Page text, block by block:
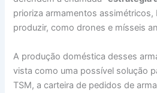
prioriza armamentos assimétricos,
produzir, como drones e mísseis
A produção doméstica desses
vista como uma possível solução
TSM, a carteira de pedidos de